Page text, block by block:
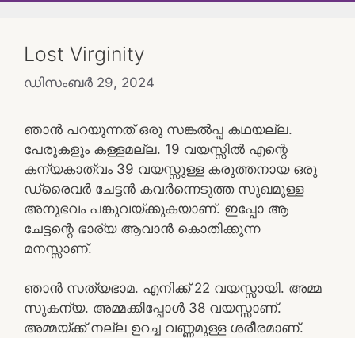
Lost Virginity
ഡിസംബർ 29, 2024
ഞാൻ പറയുന്നത് ഒരു സങ്കൽപ്പ കഥയല്ല.
പേരുകളും കള്ളമല്ല. 19 വയസ്സിൽ എന്റെ
കന്യകാത്വം 39 വയസ്സുള്ള കരുത്തനായ ഒരു
ഡ്രൈവർ ചേട്ടൻ കവർന്നെടുത്ത സുഖമുള്ള
അനുഭവം പങ്കുവയ്ക്കുകയാണ്. ഇപ്പോ ആ
ചേട്ടന്റെ ഭാര്യ ആവാൻ കൊതിക്കുന്ന
മനസ്സാണ്.
ഞാൻ സത്യഭാമ. എനിക്ക് 22 വയസ്സായി. അമ്മ
സുകന്യ. അമ്മക്കിപ്പോൾ 38 വയസ്സാണ്.
അമ്മയ്ക്ക് നല്ല ഉറച്ച വണ്ണമുള്ള ശരീരമാണ്.